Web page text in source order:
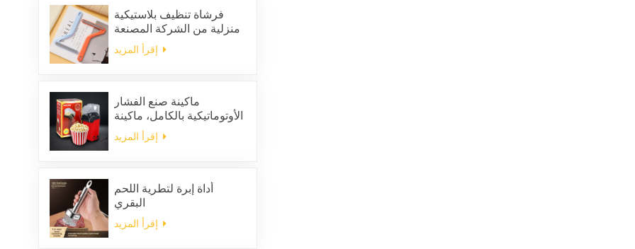
فرشاة تنظيف بلاستيكية
منزلية من الشركة المصنعة
لإزالة الشعر الساكن من
الملابس
ماكينة صنع الفشار
الأوتوماتيكية بالكامل، ماكينة
صنع الفشار المنزلية
المحمولة
أداة إبرة لتطرية اللحم
البقري